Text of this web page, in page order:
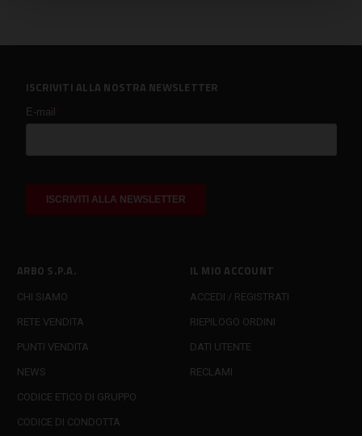
ARBO S.P.A.
CHI SIAMO
RETE VENDITA
PUNTI VENDITA
NEWS
CODICE ETICO DI GRUPPO
CODICE DI CONDOTTA
IL MIO ACCOUNT
ACCEDI / REGISTRATI
RIEPILOGO ORDINI
DATI UTENTE
RECLAMI
ISCRIVITI ALLA NOSTRA NEWSLETTER